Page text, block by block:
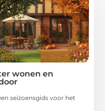
wonen en
seizoensgids voor het